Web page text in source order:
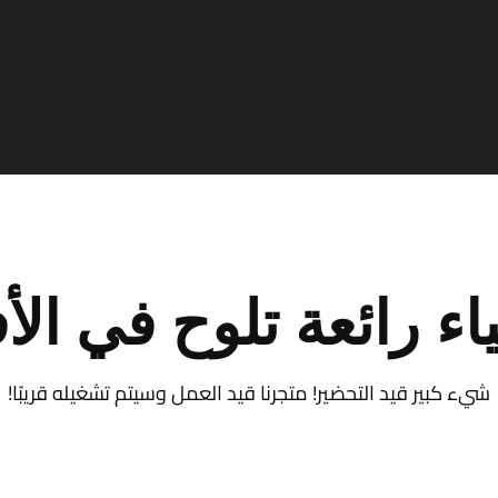
رائعة تلوح في
شيء كبير قيد التحضير! متجرنا قيد العمل وسيتم تشغيله قريبًا!